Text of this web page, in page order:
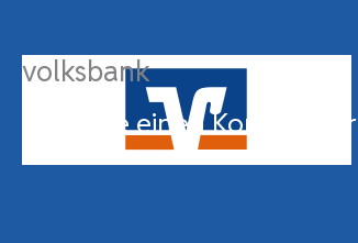
Inhalt
volksbank
Schreibe einen Kommentar